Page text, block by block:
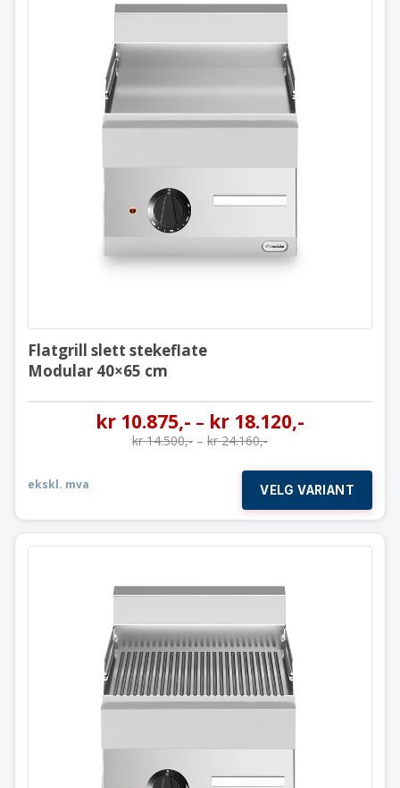
Flatgrill slett stekeflate
Modular 40×65 cm
kr 10.875,- – kr 18.120,-
kr14.500,- – kr24.160,-
ekskl. mva VELG VARIANT